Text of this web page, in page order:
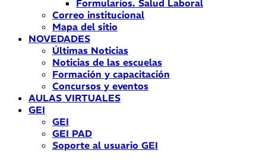
Formularios. Salud Laboral
Correo institucional
Mapa del sitio
NOVEDADES
Últimas Noticias
Noticias de las escuelas
Formación y capacitación
Concursos y eventos
AULAS VIRTUALES
GEI
GEI
GEI PAD
Soporte al usuario GEI